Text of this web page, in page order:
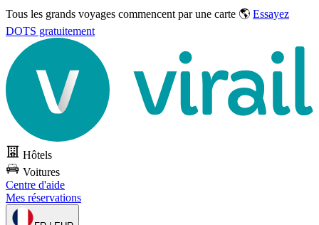
Tous les grands voyages commencent par une carte 🌎 Essayez
DOTS gratuitement
Hôtels
Voitures
Centre d'aide
Mes réservations